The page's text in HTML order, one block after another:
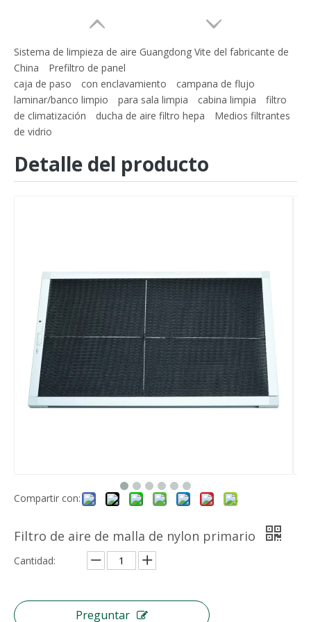
Sistema de limpieza de aire Guangdong Vite del fabricante de
China
Prefiltro de panel
caja de paso
con enclavamiento
campana de flujo
laminar/banco limpio
para sala limpia cabina limpia
filtro
de climatización
ducha de aire filtro hepa
Medios filtrantes
de vidrio
Detalle del producto
Compartir con:
Filtro de aire de malla de nylon primario
Cantidad:
Preguntar